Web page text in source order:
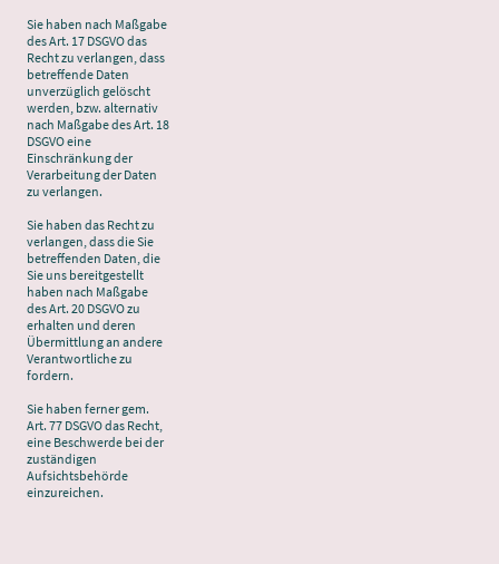
Sie haben nach Maßgabe
des Art. 17 DSGVO das
Recht zu verlangen, dass
betreffende Daten
unverzüglich gelöscht
werden, bzw. alternativ
nach Maßgabe des Art. 18
DSGVO eine
Einschränkung der
Verarbeitung der Daten
zu verlangen.
Sie haben das Recht zu
verlangen, dass die Sie
betreffenden Daten, die
Sie uns bereitgestellt
haben nach Maßgabe
des Art. 20 DSGVO zu
erhalten und deren
Übermittlung an andere
Verantwortliche zu
fordern.
Sie haben ferner gem.
Art. 77 DSGVO das Recht,
eine Beschwerde bei der
zuständigen
Aufsichtsbehörde
einzureichen.